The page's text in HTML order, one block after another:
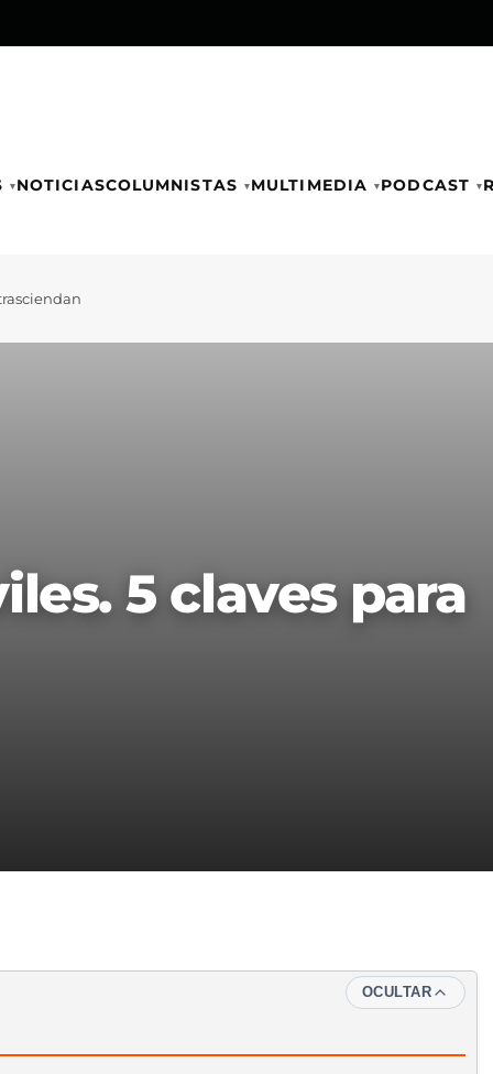
NOTICIASCOLUMNISTAS MULTIMEDIA PODCAST
5 claves para
OCULTAR